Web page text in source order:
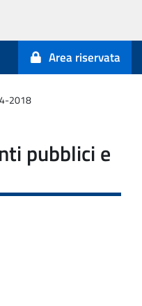
Area riservata
2018
pubblici e